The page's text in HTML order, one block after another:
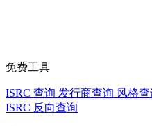
免费工具
ISRC 查询 发行商查询 风格查
ISRC 反向查询